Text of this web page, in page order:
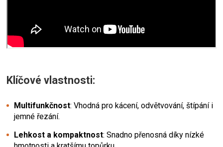
Klíčové vlastnosti:
Multifunkčnost: Vhodná pro kácení, odvětvování, štípání i
jemné řezání.
Lehkost a kompaktnost: Snadno přenosná díky nízké